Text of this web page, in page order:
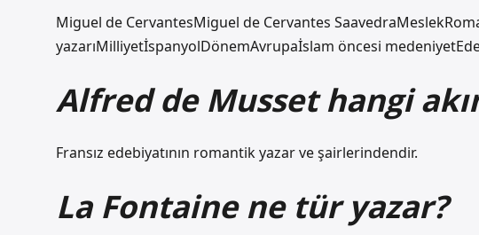
Miguel de CervantesMiguel de Cervantes
yazarıMilliyetİspanyolDönemAvrupaİslam öncesi
Alfred de Musset hangi
Fransız edebiyatının romantik yazar ve şairlerindendir.
La Fontaine ne tür yazar?